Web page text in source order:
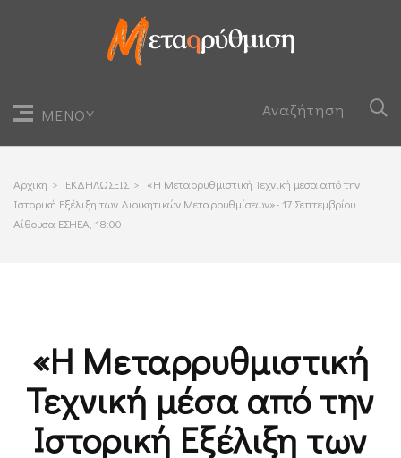
ΜΕΝΟΥ
Αρχικη > ΕΚΔΗΛΩΣΕΙΣ > «Η Μεταρρυθμιστική Τεχνική μέσα από την
Ιστορική Εξέλιξη των Διοικητικών Μεταρρυθμίσεων»- 17 Σεπτεμβρίου
Αίθουσα ΕΣΗΕΑ, 18:00
«Η Μεταρρυθμιστική
Τεχνική μέσα από την
Ιστορική Εξέλιξη των